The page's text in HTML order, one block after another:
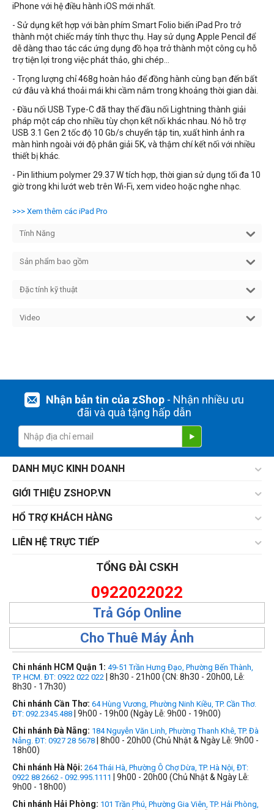
iPhone với hệ điều hành iOS mới nhất.
- Sử dụng kết hợp với bàn phím Smart Folio biến iPad Pro trở
thành một chiếc máy tính thực thụ. Hay sử dụng Apple Pencil để
dễ dàng thao tác các ứng dụng đồ họa trở thành một công cụ hỗ
trợ tiện lợi trong việc phát thảo, ghi chép...
- Trọng lượng chỉ 468g hoàn hảo để đồng hành cùng bạn đến bất
cứ đâu và khá thoải mái khi cầm nắm trong khoảng thời gian dài.
- Đầu nối USB Type-C đã thay thế đầu nối Lightning thành giải
pháp một cáp cho nhiều tùy chọn kết nối khác nhau. Nó hỗ trợ
USB 3.1 Gen 2 tốc độ 10 Gb/s chuyển tập tin, xuất hình ảnh ra
màn hình ngoài với độ phân giải 5K, và thậm chí kết nối với nhiều
thiết bị khác.
- Pin lithium polymer 29.37 W tích hợp, thời gian sử dụng tối đa 10
giờ trong khi lướt web trên Wi-Fi, xem video hoặc nghe nhạc.
>>> Xem thêm các iPad Pro
Tính Năng
Sản phẩm bao gồm
Đặc tính kỹ thuật
Video
Nhận bản tin của zShop- Nhận nhiều ưu
đãi và quà tặng hấp dẫn
DANH MỤC KINH DOANH
GIỚI THIỆU ZSHOP.VN
HỔ TRỢ KHÁCH HÀNG
LIÊN HỆ TRỰC TIẾP
TỔNG ĐÀI CSKH
0922022022
Trả Góp Online
Cho Thuê Máy Ảnh
Chi nhánh HCM Quận 1: 49-51 Trần Hưng Đạo, Phường Bến Thành,
TP. HCM. ĐT: 0922 022 022 | 8h30 - 21h00 (CN: 8h30 - 20h00, Lễ:
8h30 - 17h30)
Chi nhánh Cần Thơ: 64 Hùng Vương, Phường Ninh Kiều, TP. Cần Thơ.
ĐT: 092.2345.488 | 9h00 - 19h00 (Ngày Lễ: 9h00 - 19h00)
Chi nhánh Đà Nẵng: 184 Nguyễn Văn Linh, Phường Thanh Khê, TP. Đà
Nẵng. ĐT: 0927 28 5678 | 8h00 - 20h00 (Chủ Nhật & Ngày Lễ: 9h00 -
18h00)
Chi nhánh Hà Nội: 264 Thái Hà, Phường Ô Chợ Dừa, TP. Hà Nội, ĐT:
0922 88 2662 - 092.995.1111
| 9h00 - 20h00 (Chủ Nhật & Ngày Lễ:
9h00 - 18h00)
Chi nhánh Hải Phòng: 101 Trần Phú, Phường Gia Viên, TP. Hải Phòng,